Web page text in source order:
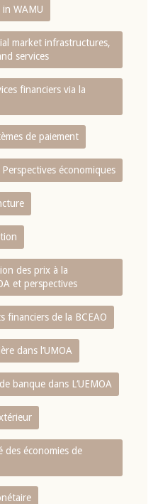
WAMU
market infrastructures,
services
financiers via la
de paiement
Perspectives économiques
des prix à la
et perspectives
financiers de la BCEAO
dans l‘UMOA
banque dans L‘UEMOA
des économies de